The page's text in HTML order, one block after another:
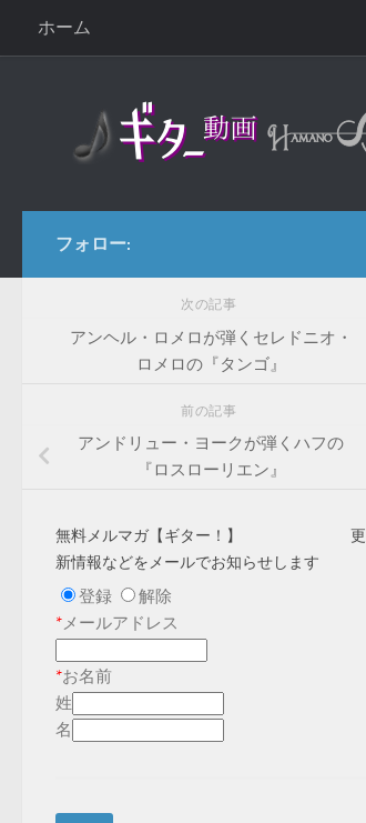
コンテンツへスキップ
ホーム
フォロー:
次の記事
アンヘル・ロメロが弾くセレドニオ・
ロメロの『タンゴ』
前の記事
アンドリュー・ヨークが弾くハフの
『ロスローリエン』
無料メルマガ【ギター！】 更
新情報などをメールでお知らせします
登録
解除
*メールアドレス
*お名前
姓
名